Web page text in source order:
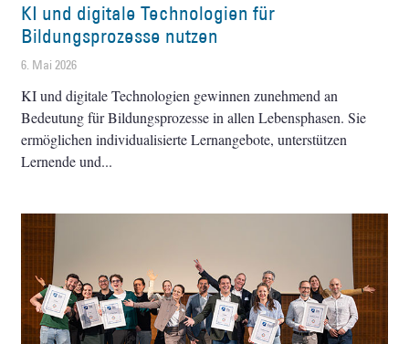
KI und digitale Technologien für
Bildungsprozesse nutzen
6. Mai 2026
KI und digitale Technologien gewinnen zunehmend an
Bedeutung für Bildungsprozesse in allen Lebensphasen. Sie
ermöglichen individualisierte Lernangebote, unterstützen
Lernende und